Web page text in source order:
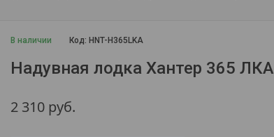
В наличии Код: HNT-H365LKA
Надувная лодка Хантер 365 ЛКА
2 310 руб.